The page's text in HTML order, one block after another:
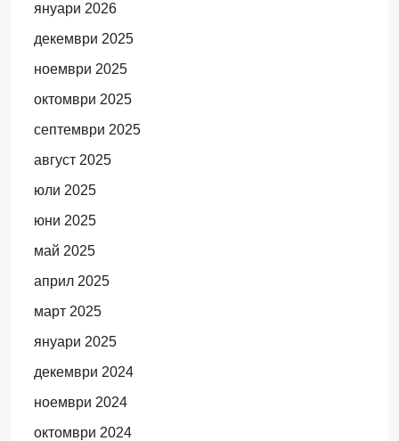
януари 2026
декември 2025
ноември 2025
октомври 2025
септември 2025
август 2025
юли 2025
юни 2025
май 2025
април 2025
март 2025
януари 2025
декември 2024
ноември 2024
октомври 2024